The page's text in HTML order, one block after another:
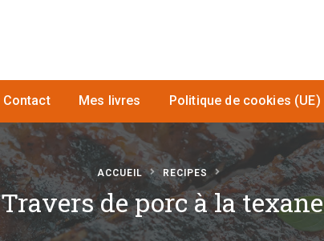
Contact Mes livres Politique de cookies (UE)
ACCUEIL RECIPES
Travers de porc à la texane